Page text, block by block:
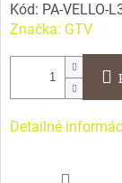
Kód: PA-VELLO-
Značka: GTV
Detailné